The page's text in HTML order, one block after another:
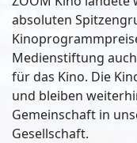
absoluten
Medienstiftung
für das Kino. Die
und bleiben
Gemeinschaft in
Gesellschaft.